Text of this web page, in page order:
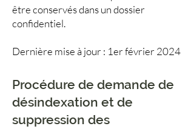
être conservés dans un dossier
confidentiel.
Dernière mise à jour : 1er février 2024
Procédure de demande de
désindexation et de
suppression des